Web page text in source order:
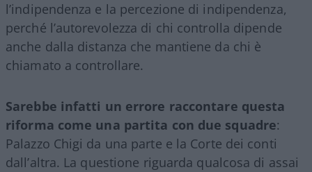
l’indipendenza e la percezione di indipendenza,
perché l’autorevolezza di chi controlla dipende
anche dalla distanza che mantiene da chi è
chiamato a controllare.
Sarebbe infatti un errore raccontare questa
riforma come una partita con due squadre:
Palazzo Chigi da una parte e la Corte dei conti
dall’altra. La questione riguarda qualcosa di assai